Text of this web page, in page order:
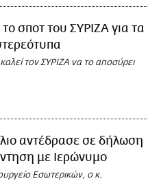
το σποτ του ΣΥΡΙΖΑ για τα
τον ΣΥΡΙΖΑ να το αποσύρει
αντέδρασε σε δήλωση
με Ιερώνυμο
Εσωτερικών, ο κ.